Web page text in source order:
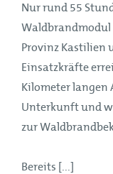
Nur rund 55
Waldbrandmodul
Provinz Kastilien
Einsatzkräfte
Kilometer langen
Unterkunft und
zur
Bereits [...]